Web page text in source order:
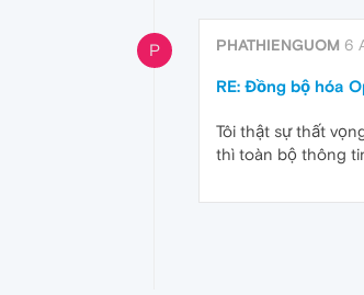
P PHATHIENGUOM 6
RE: Đồng bộ hóa
Tôi thật sự thất
thì toàn bộ thông